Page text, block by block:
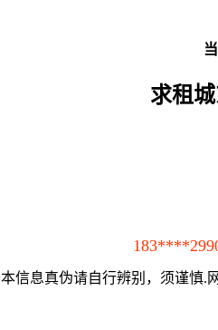
求租
本信息真伪请自行辨别，须谨慎.